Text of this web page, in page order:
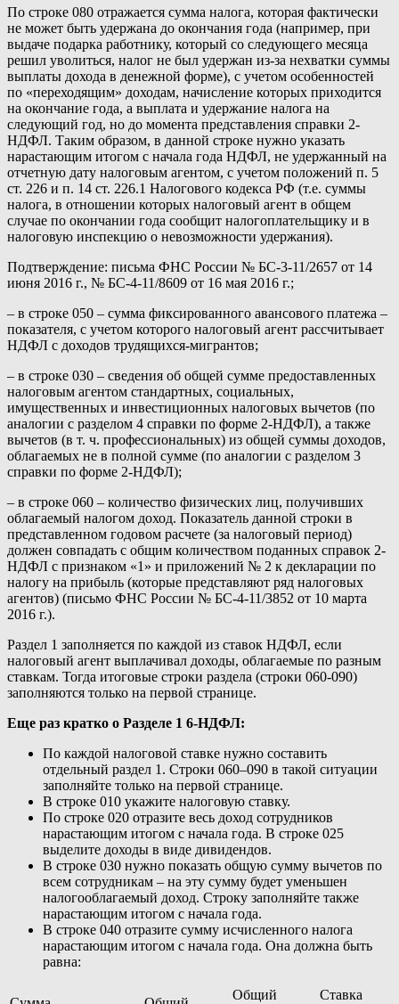
По строке 080 отражается сумма налога, которая фактически
не может быть удержана до окончания года (например, при
выдаче подарка работнику, который со следующего месяца
решил уволиться, налог не был удержан из-за нехватки суммы
выплаты дохода в денежной форме), с учетом особенностей
по «переходящим» доходам, начисление которых приходится
на окончание года, а выплата и удержание налога на
следующий год, но до момента представления справки 2-
НДФЛ. Таким образом, в данной строке нужно указать
нарастающим итогом с начала года НДФЛ, не удержанный на
отчетную дату налоговым агентом, с учетом положений п. 5
ст. 226 и п. 14 ст. 226.1 Налогового кодекса РФ (т.е. суммы
налога, в отношении которых налоговый агент в общем
случае по окончании года сообщит налогоплательщику и в
налоговую инспекцию о невозможности удержания).
Подтверждение: письма ФНС России № БС-3-11/2657 от 14
июня 2016 г., № БС-4-11/8609 от 16 мая 2016 г.;
– в строке 050 – сумма фиксированного авансового платежа –
показателя, с учетом которого налоговый агент рассчитывает
НДФЛ с доходов трудящихся-мигрантов;
– в строке 030 – сведения об общей сумме предоставленных
налоговым агентом стандартных, социальных,
имущественных и инвестиционных налоговых вычетов (по
аналогии с разделом 4 справки по форме 2-НДФЛ), а также
вычетов (в т. ч. профессиональных) из общей суммы доходов,
облагаемых не в полной сумме (по аналогии с разделом 3
справки по форме 2-НДФЛ);
– в строке 060 – количество физических лиц, получивших
облагаемый налогом доход. Показатель данной строки в
представленном годовом расчете (за налоговый период)
должен совпадать с общим количеством поданных справок 2-
НДФЛ с признаком «1» и приложений № 2 к декларации по
налогу на прибыль (которые представляют ряд налоговых
агентов) (письмо ФНС России № БС-4-11/3852 от 10 марта
2016 г.).
Раздел 1 заполняется по каждой из ставок НДФЛ, если
налоговый агент выплачивал доходы, облагаемые по разным
ставкам. Тогда итоговые строки раздела (строки 060-090)
заполняются только на первой странице.
Еще раз кратко о Разделе 1 6-НДФЛ:
По каждой налоговой ставке нужно составить
отдельный раздел 1. Строки 060–090 в такой ситуации
заполняйте только на первой странице.
В строке 010 укажите налоговую ставку.
По строке 020 отразите весь доход сотрудников
нарастающим итогом с начала года. В строке 025
выделите доходы в виде дивидендов.
В строке 030 нужно показать общую сумму вычетов по
всем сотрудникам – на эту сумму будет уменьшен
налогооблагаемый доход. Строку заполняйте также
нарастающим итогом с начала года.
В строке 040 отразите сумму исчисленного налога
нарастающим итогом с начала года. Она должна быть
равна:
Общий
Ставка